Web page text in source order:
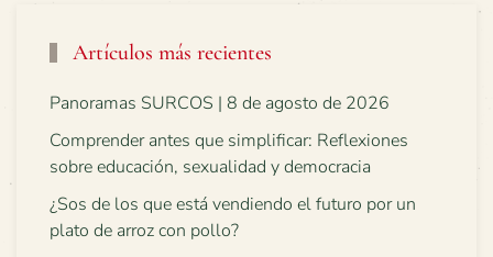
Artículos más recientes
Panoramas SURCOS | 8 de agosto de 2026
Comprender antes que simplificar: Reflexiones
sobre educación, sexualidad y democracia
¿Sos de los que está vendiendo el futuro por un
plato de arroz con pollo?